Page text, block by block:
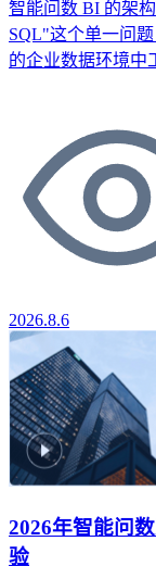
智能问数 BI 的架
SQL"这个单一问
的企业数据环境
2026.8.6
2026年智能问
验